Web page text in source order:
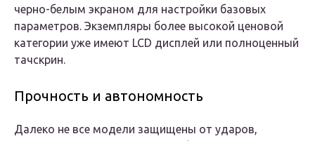
черно-белым экраном для настройки базовых
параметров. Экземпляры более высокой ценовой
категории уже имеют LCD дисплей или полноценный
тачскрин.
Прочность и автономность
Далеко не все модели защищены от ударов,